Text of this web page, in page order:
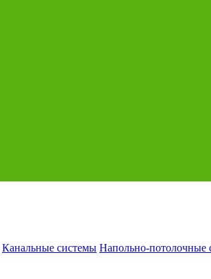
Канальные системы Напольно-потолочные